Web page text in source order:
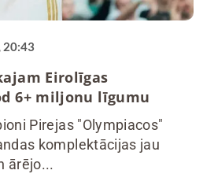
20:43
Eirolīgas
6+ miljonu līgumu
Pirejas "Olympiacos"
komplektācijas jau
ārējo...